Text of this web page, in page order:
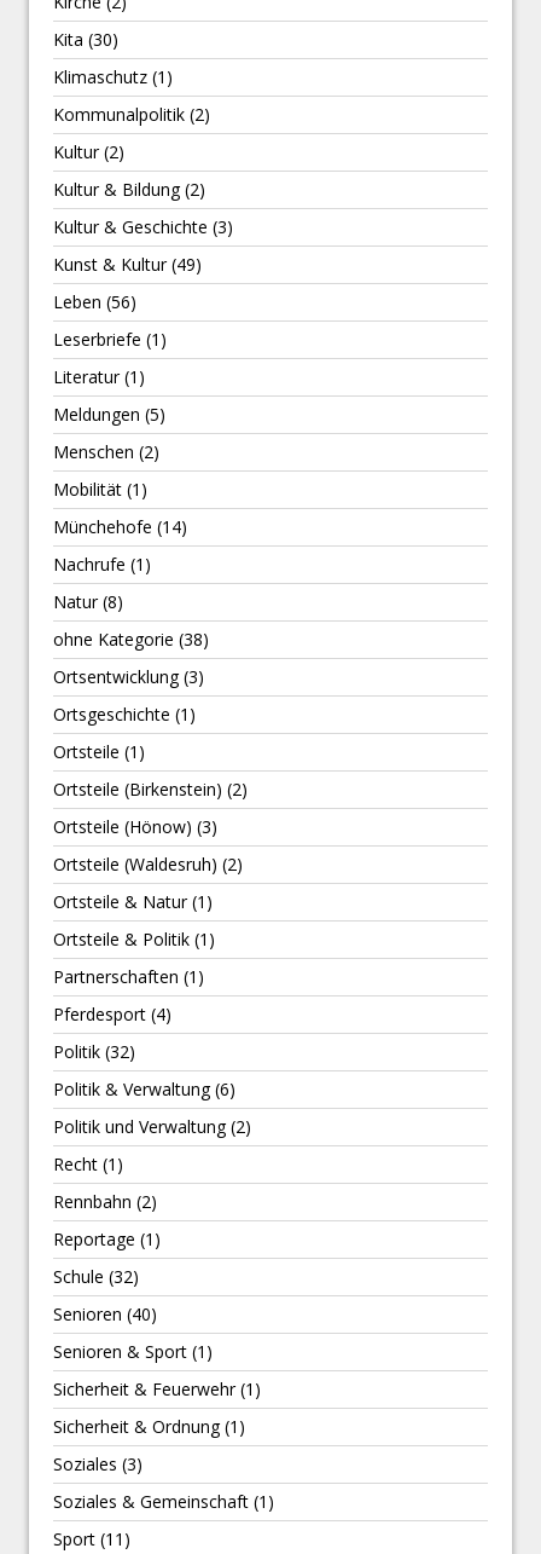
Kita (30)
Klimaschutz (1)
Kommunalpolitik (2)
Kultur(2)
Kultur & Bildung(2)
Kultur & Geschichte (3)
Kunst & Kultur(49)
Leben (56)
Leserbriefe (1)
Literatur(1)
Meldungen (5)
Menschen (2)
Mobilität (1)
Münchehofe (14)
Nachrufe (1)
Natur(8)
ohne Kategorie (38)
Ortsentwicklung(3)
Ortsgeschichte (1)
Ortsteile (1)
Ortsteile (Birkenstein) (2)
Ortsteile (Hönow) (3)
Ortsteile (Waldesruh) (2)
Ortsteile & Natur(1)
Ortsteile & Politik (1)
Partnerschaften (1)
Pferdesport (4)
Politik (32)
Politik & Verwaltung(6)
Politik und Verwaltung(2)
Recht (1)
Rennbahn (2)
Reportage (1)
Schule (32)
Senioren (40)
Senioren & Sport (1)
Sicherheit & Feuerwehr(1)
Sicherheit & Ordnung(1)
Soziales (3)
Soziales & Gemeinschaft (1)
Sport (11)